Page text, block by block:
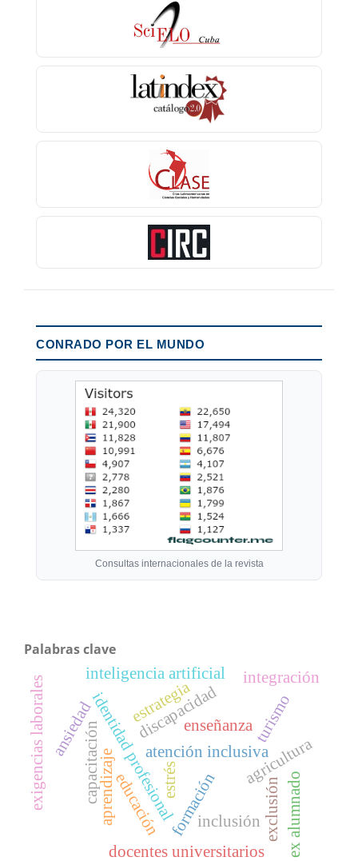
CONRADO POR EL MUNDO
Consultas internacionales de la revista
Palabras clave
formación
atención inclusiva
identidad profesional enseñanza
aprendizaje inclusión exclusión
discapacidad
capacitación
inteligencia artificial
estrés
ansiedad
exigencias laborales
docentes universitarios
agricultura
turismo
educación
integración
estrategia
ex alumnado